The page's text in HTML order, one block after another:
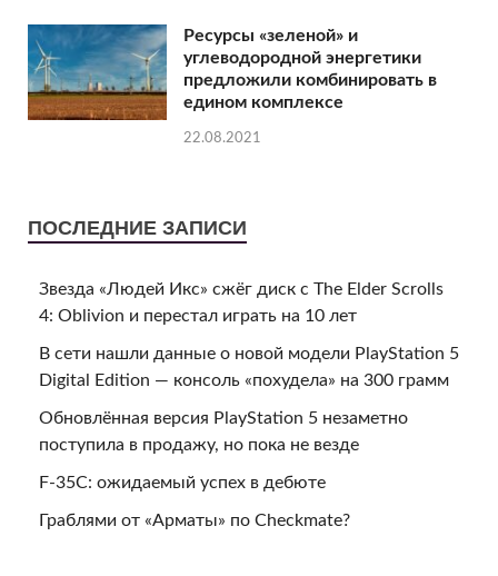
Ресурсы «зеленой» и
углеводородной энергетики
предложили комбинировать в
едином комплексе
22.08.2021
ПОСЛЕДНИЕ ЗАПИСИ
Звезда «Людей Икс» сжёг диск с The Elder Scrolls
4: Oblivion и перестал играть на 10 лет
В сети нашли данные о новой модели PlayStation 5
Digital Edition — консоль «похудела» на 300 грамм
Обновлённая версия PlayStation 5 незаметно
поступила в продажу, но пока не везде
F-35C: ожидаемый успех в дебюте
Граблями от «Арматы» по Checkmate?